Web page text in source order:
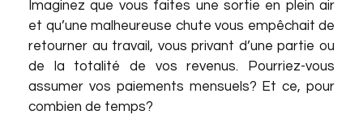
Imaginez que vous faites une sortie en plein air
et qu’une malheureuse chute vous empêchait de
retourner au travail, vous privant d’une partie ou
de la totalité de vos revenus. Pourriez-vous
assumer vos paiements mensuels? Et ce, pour
combien de temps?